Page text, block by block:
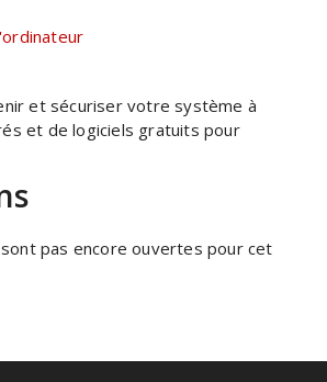
et sécuriser votre système à
et de logiciels gratuits pour
pas encore ouvertes pour cet